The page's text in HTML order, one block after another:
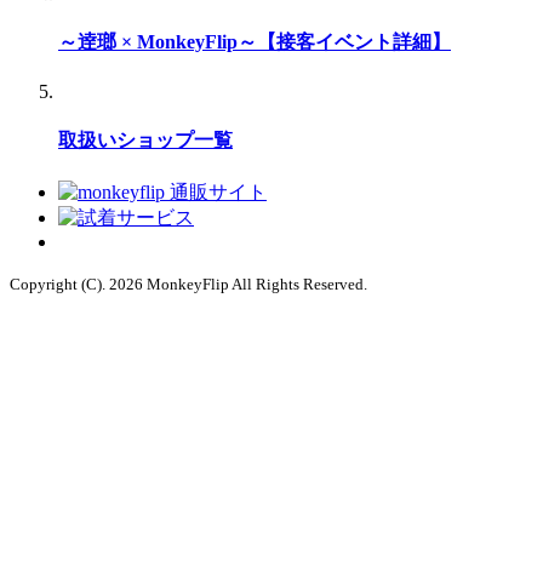
～逹瑯 × MonkeyFlip～【接客イベント詳細】
取扱いショップ一覧
Copyright (C). 2026 MonkeyFlip All Rights Reserved.